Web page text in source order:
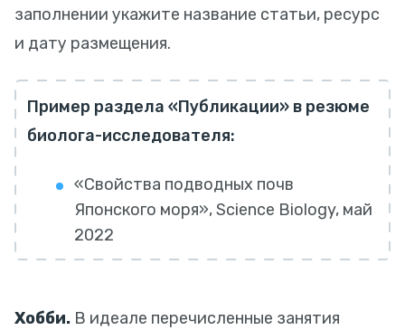
заполнении укажите название статьи, ресурс
и дату размещения.
Пример раздела «Публикации» в резюме
биолога-исследователя:
«Свойства подводных почв
Японского моря», Science Biology, май
2022
Хобби. В идеале перечисленные занятия